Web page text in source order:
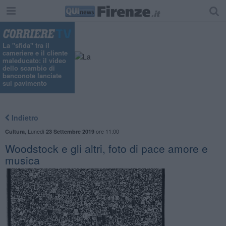
La "sfida" tra il
cameriere e il cliente
maleducato: il video
dello scambio di
banconote lanciate
sul pavimento
Indietro
Cultura Lunedì 23 Settembre 2019ore 11:00
Woodstock e gli altri, foto di pace amore e
musica